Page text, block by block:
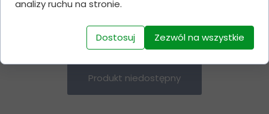
mg/tab- 90 tablets
10 mg/tab-
90 tablets
800 zł
Produkt niedostępny
analizy ruchu na stronie.
Dostosuj Zezwól na wszystkie